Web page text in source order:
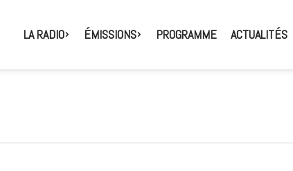
LA RADIO ÉMISSIONS PROGRAMME ACTUALITÉS